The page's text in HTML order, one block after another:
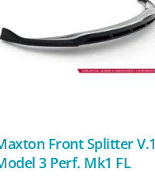
Front Splitter V.1
3 Perf. Mk1 FL